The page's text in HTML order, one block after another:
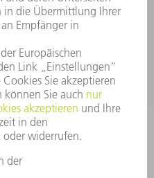
Lasertechnik
37444
- 18:00 Uhr
07:30 - 17:30 Uhr